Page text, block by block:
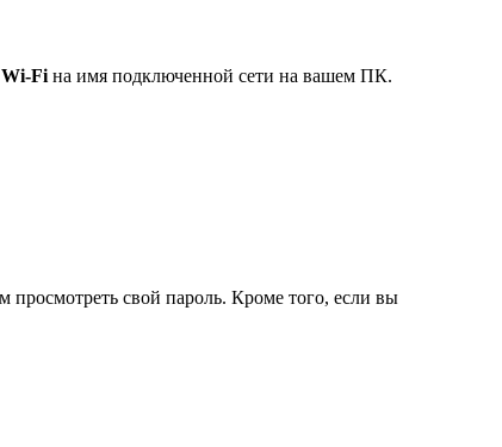
Fi на имя подключенной сети на вашем ПК.
свой пароль. Кроме того, если вы